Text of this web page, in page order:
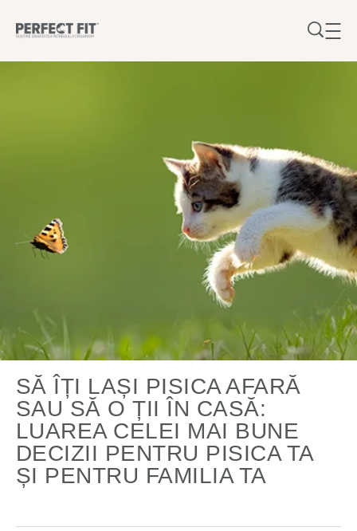
SĂ ÎȚI LAȘI PISICA AFARĂ
SAU SĂ O ȚII ÎN CASĂ:
LUAREA CELEI MAI BUNE
DECIZII PENTRU PISICA TA
ȘI PENTRU FAMILIA TA